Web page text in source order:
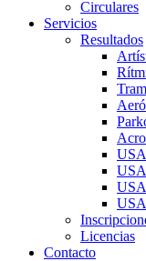
Circulares
Servicios
Resultados
Licencias
Contacto